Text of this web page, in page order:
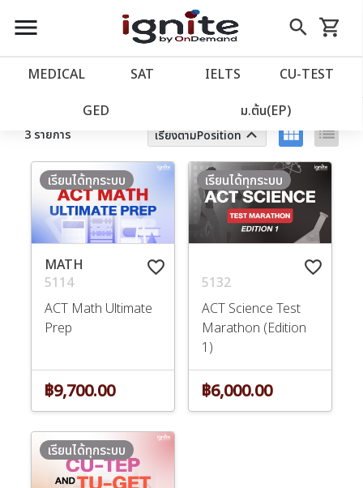
close
account_balance หน้าแรก
เว็บไซต์อิกไนท์
local_offer โปรโมชั่น
import_contacts วางแผนการเรียน
ลงทะเบียน
menu search
Skip
to
shopping_cart
รถเข็น
MEDICAL SAT IELTS CU‑TEST
GED ม.ต้น(EP)
ตัวกรอง ล้างทั้งหมด
3 รายการ เรียงตามPositionkeyboard_arrow_up view_module list
favorite_border
MATH
5114
ACT Math Ultimate
Prep
เรียนได้ทุกระบบ
฿9,700.00
favorite_border
5132
ACT Science Test
Marathon (Edition
1)
เรียนได้ทุกระบบ
฿6,000.00
เรียนได้ทุกระบบ